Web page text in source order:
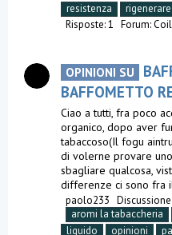
resistenza
rigenerare
Risposte: 1 Forum:
OPINIONI SU
BAFFOMETTO
Ciao a tutti, fra poco
organico, dopo aver
tabaccoso(Il fogu
di volerne provare
sbagliare qualcosa,
differenze ci sono fra
paolo233 Discussione
aromi la tabaccheria
liquido
opinioni